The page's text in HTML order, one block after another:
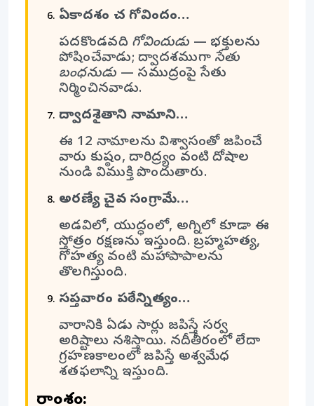
ఏకాదశం చ గోవిందం…
పదకొండవది గోవిందుడు — భక్తులను
పోషించేవాడు; ద్వాదశముగా సేతు
బంధనుడు — సముద్రంపై సేతు
నిర్మించినవాడు.
ద్వాదశైతాని నామాని…
ఈ 12 నామాలను విశ్వాసంతో జపించే
వారు కుష్ఠం, దారిద్ర్యం వంటి దోషాల
నుండి విముక్తి పొందుతారు.
అరణ్యే చైవ సంగ్రామే…
అడవిలో, యుద్ధంలో, అగ్నిలో కూడా ఈ
స్తోత్రం రక్షణను ఇస్తుంది. బ్రహ్మహత్య,
గోహత్య వంటి మహాపాపాలను
తొలగిస్తుంది.
సప్తవారం పఠేన్నిత్యం…
వారానికి ఏడు సార్లు జపిస్తే సర్వ
అరిష్టాలు నశిస్తాయి. నదీతీరంలో లేదా
గ్రహణకాలంలో జపిస్తే అశ్వమేధ
శతఫలాన్ని ఇస్తుంది.
సారాంశం: